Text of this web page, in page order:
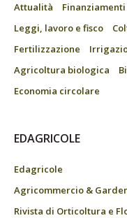
Attualità
Leggi, lavoro e fisco
Fertilizzazione
Agricoltura biologica
Economia circolare
EDAGRICOLE
Edagricole
Agricommercio &
Rivista di Orticoltura e